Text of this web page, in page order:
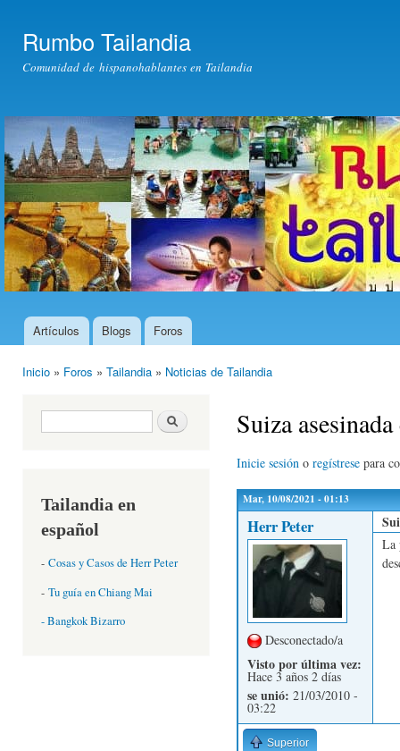
Rumbo Tailandia
Comunidad de hispanohablantes en Tailandia
Menú principal
Artículos Blogs Foros
Inicio » Foros » Tailandia » Noticias de Tailandia
Formulario de búsquedaBuscar
Tailandia en
español
- Cosas y Casos de Herr Peter
- Tu guía en Chiang Mai
- Bangkok Bizarro
Suiza
Inicie sesión o regístrese para
Mar, 10/08/2021 - 01:13
Herr Peter
Desconectado/a
Visto por última vez:
Hace 3 años 2 días
se unió: 21/03/2010 -
03:22
La
Superior